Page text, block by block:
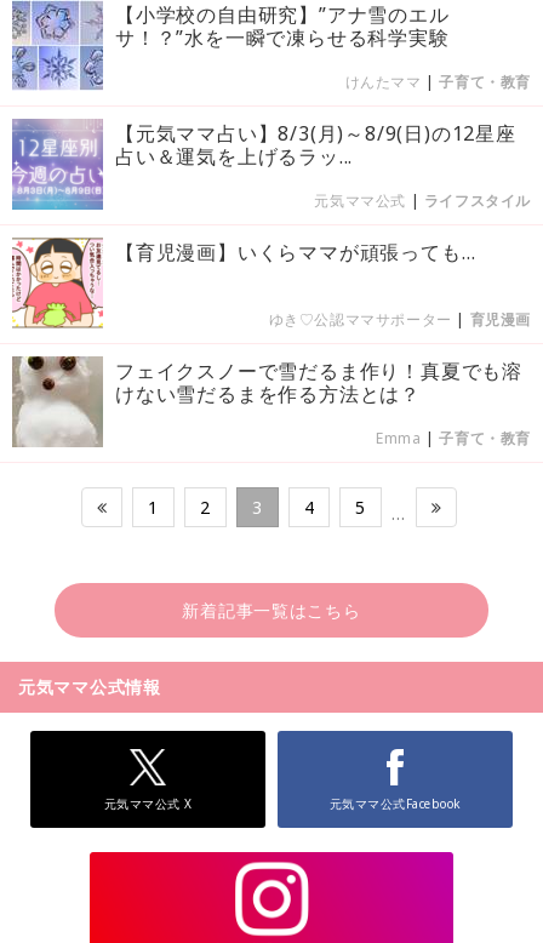
【小学校の自由研究】”アナ雪のエル
サ！？”水を一瞬で凍らせる科学実験
けんたママ |子育て・教育
【元気ママ占い】8/3(月)～8/9(日)の12星座
占い＆運気を上げるラッ...
元気ママ公式 | ライフスタイル
【育児漫画】いくらママが頑張っても…
ゆき♡公認ママサポーター | 育児漫画
フェイクスノーで雪だるま作り！真夏でも溶
けない雪だるまを作る方法とは？
Emma |子育て・教育
1 2 3 4 5 …
新着記事一覧はこちら
元気ママ公式情報
元気ママ公式 X 元気ママ公式Facebook